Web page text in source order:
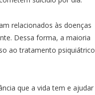
relacionados às doenças
Dessa forma, a maioria
ao tratamento psiquiátrico
que a vida tem e ajudar